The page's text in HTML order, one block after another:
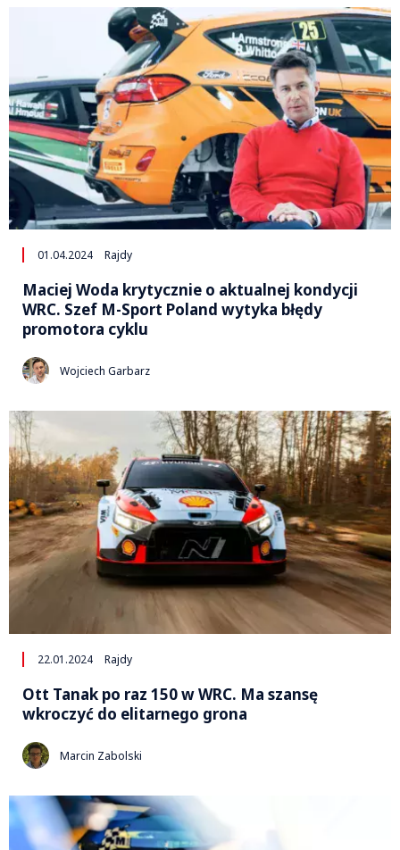
01.04.2024 Rajdy
Maciej Woda krytycznie o aktualnej kondycji
WRC. Szef M-Sport Poland wytyka błędy
promotora cyklu
Wojciech Garbarz
22.01.2024 Rajdy
Ott Tanak po raz 150 w WRC. Ma szansę
wkroczyć do elitarnego grona
Marcin Zabolski